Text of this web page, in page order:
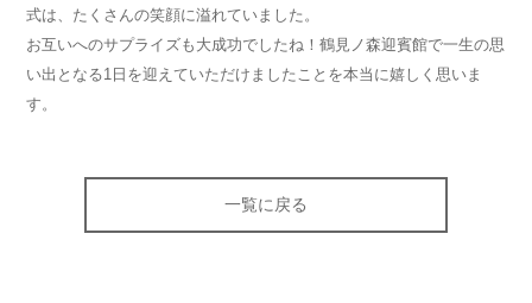
式は、たくさんの笑顔に溢れていました。
お互いへのサプライズも大成功でしたね！鶴見ノ森迎賓館で一生の思
い出となる1日を迎えていただけましたことを本当に嬉しく思いま
す。
一覧に戻る